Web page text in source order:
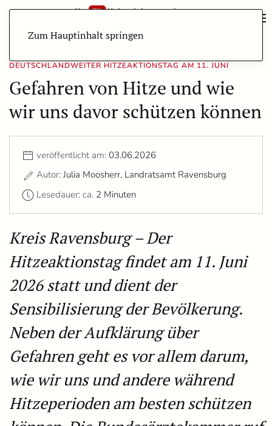
Zum Hauptinhalt springen
DEUTSCHLANDWEITER HITZEAKTIONSTAG AM 11. JUNI
Gefahren von Hitze und wie
wir uns davor schützen können
veröffentlicht am: 03.06.2026
Autor: Julia Moosherr, Landratsamt Ravensburg
Lesedauer: ca. 2 Minuten
Kreis Ravensburg – Der
Hitzeaktionstag findet am 11. Juni
2026 statt und dient der
Sensibilisierung der Bevölkerung.
Neben der Aufklärung über
Gefahren geht es vor allem darum,
wie wir uns und andere während
Hitzeperioden am besten schützen